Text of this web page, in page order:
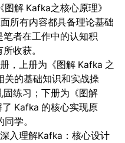
图解 Kafka之核心原理》
所有内容都具备理论基础
者在工作中的认知积
收获。
，上册为《图解 Kafka 之
关的基础知识和实战操
练习；下册为《图解
Kafka 的核心实现原
学。
入理解Kafka：核心设计